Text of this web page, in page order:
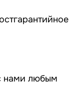
нами любым